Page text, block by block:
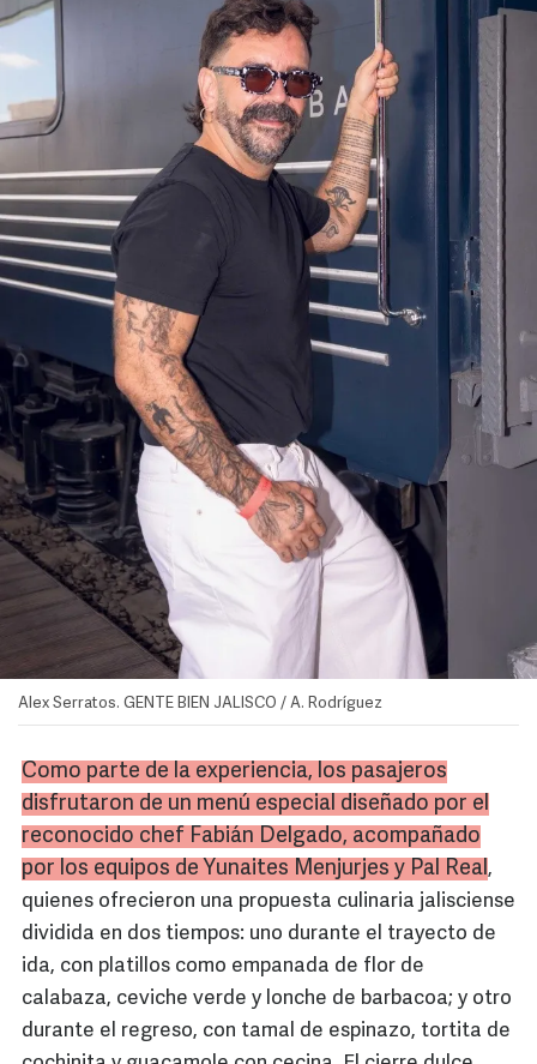
Alex Serratos. GENTE BIEN JALISCO / A. Rodríguez
Como parte de la experiencia, los pasajeros
disfrutaron de un menú especial diseñado por el
reconocido chef Fabián Delgado, acompañado
por los equipos de Yunaites Menjurjes y Pal Real,
quienes ofrecieron una propuesta culinaria jalisciense
dividida en dos tiempos: uno durante el trayecto de
ida, con platillos como empanada de flor de
calabaza, ceviche verde y lonche de barbacoa; y otro
durante el regreso, con tamal de espinazo, tortita de